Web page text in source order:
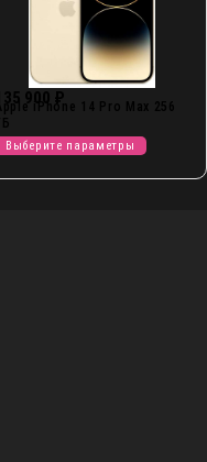
900 ₽
iPhone 14 Pro Max 256
Выберите параметры